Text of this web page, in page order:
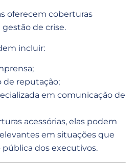
oferecem coberturas
de crise.
incluir:
reputação;
em comunicação de
acessórias, elas podem
em situações que
dos executivos.